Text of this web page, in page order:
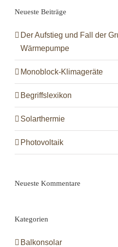
Neueste Beiträge
Der Aufstieg und Fall der
Wärmepumpe
Monoblock-Klimageräte
Begriffslexikon
Solarthermie
Photovoltaik
Neueste Kommentare
Kategorien
Balkonsolar